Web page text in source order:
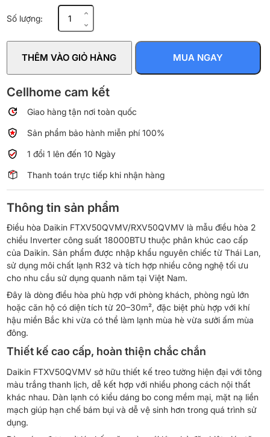
Số lượng:
Điều
hoà
chiều
18000BTU
R32
FTXV50QVMV
Thái
Lan
lượng
THÊM VÀO GIỎ HÀNG MUA NGAY
Cellhome cam kết
Giao hàng tận nơi toàn quốc
Sản phẩm bảo hành miễn phí 100%
1 đổi 1 lên đến 10 Ngày
Thanh toán trực tiếp khi nhận hàng
Thông tin sản phẩm
Điều hòa Daikin FTXV50QVMV/RXV50QVMV là mẫu điều hòa 2
chiều Inverter công suất 18000BTU thuộc phân khúc cao cấp
của Daikin. Sản phẩm được nhập khẩu nguyên chiếc từ Thái Lan,
sử dụng môi chất lạnh R32 và tích hợp nhiều công nghệ tối ưu
cho nhu cầu sử dụng quanh năm tại Việt Nam.
Đây là dòng điều hòa phù hợp với phòng khách, phòng ngủ lớn
hoặc căn hộ có diện tích từ 20–30m², đặc biệt phù hợp với khí
hậu miền Bắc khi vừa có thể làm lạnh mùa hè vừa sưởi ấm mùa
đông.
Thiết kế cao cấp, hoàn thiện chắc chắn
Daikin FTXV50QVMV sở hữu thiết kế treo tường hiện đại với tông
màu trắng thanh lịch, dễ kết hợp với nhiều phong cách nội thất
khác nhau. Dàn lạnh có kiểu dáng bo cong mềm mại, mặt nạ liền
mạch giúp hạn chế bám bụi và dễ vệ sinh hơn trong quá trình sử
dụng.